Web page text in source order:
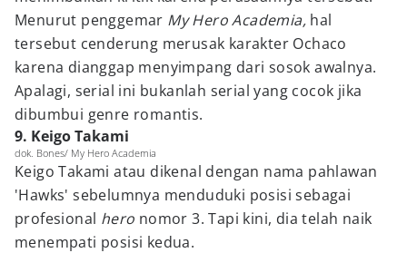
Menurut penggemar My Hero Academia, hal
tersebut cenderung merusak karakter Ochaco
karena dianggap menyimpang dari sosok awalnya.
Apalagi, serial ini bukanlah serial yang cocok jika
dibumbui genre romantis.
9. Keigo Takami
dok. Bones/ My Hero Academia
Keigo Takami atau dikenal dengan nama pahlawan
'Hawks' sebelumnya menduduki posisi sebagai
profesional hero nomor 3. Tapi kini, dia telah naik
menempati posisi kedua.